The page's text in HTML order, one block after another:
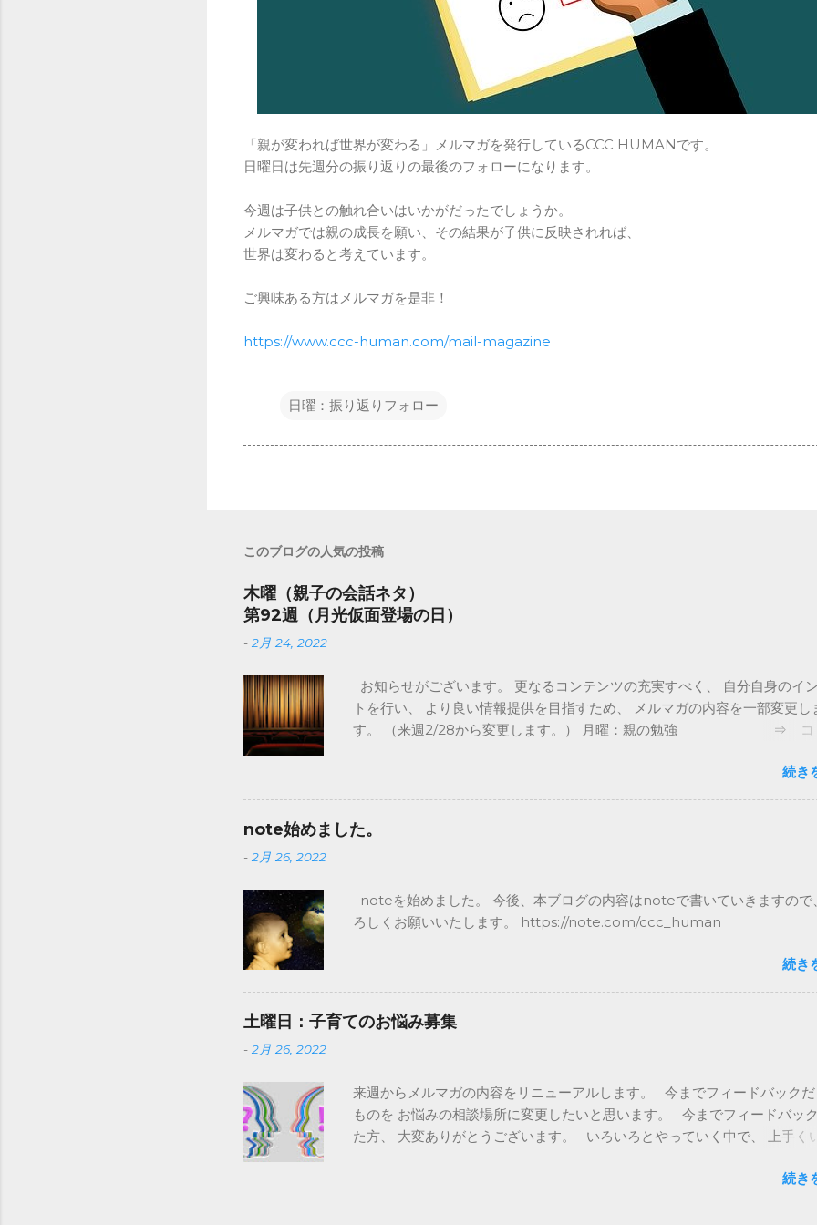
「親が変われば世界が変わる」メルマガを発行しているCCC HUMANです。
日曜日は先週分の振り返りの最後のフォローになります。
今週は子供との触れ合いはいかがだったでしょうか。
メルマガでは親の成長を願い、その結果が子供に反映されれば、
世界は変わると考えています。
ご興味ある方はメルマガを是非！
https://www.ccc-human.com/mail-magazine
日曜：振り返りフォロー
このブログの人気の投稿
木曜（親子の会話ネタ）
第92週（月光仮面登場の日）
- 2月 24, 2022
お知らせがございます。 更なるコンテンツの充実すべく、 自分自身のイ
トを行い、 より良い情報提供を目指すため、 メルマガの内容を一部変更し
す。 （来週2/28から変更します。） 月曜：親の勉強 ⇒ コ
ト予定） 水曜：先週のフィードバック ⇒ 親の勉強 木曜：親子の会話ネ
タ ⇒ お休み（Twitter、Facebookでコメント予定） 金曜：コミ
フィードバック募集 ⇒ 子育てお悩み募集 土日のフィードバックは皆さ
しくお願いいたします。 「親が変われば世界が変わる」メルマガを発行し
CCC HUMANです。 木曜日は子供との会話が弾むような親子の会話ネタを
TBSにあたるラジオ東京で 日本で初めての国産連続テレビ映画 『月光仮面
テレビ放送が始まったそうです。 悪をやっつける正義のヒーローで、 そ
ヒーローものに大きな 影響を与えたみたいですよ。 最初は10分番組だった
マガの前半部分のみ記載しています。 全文は是非メルマガをご登録くだ
https://www.ccc-human.com/mail-magazine
続き
note始めました。
- 2月 26, 2022
noteを始めました。 今後、本ブログの内容はnoteで書いていきますので
ろしくお願いいたします。 https://note.com/ccc_human
続き
土曜日：子育てのお悩み募集
- 2月 26, 2022
来週からメルマガの内容をリニューアルします。 今までフィードバックだ
ものを お悩みの相談場所に変更したいと思います。 今までフィードバッ
た方、 大変ありがとうございます。 いろいろとやっていく中で、 上手く
ので、 記載いただければと思います。 また、フィードバックしていなか
続き